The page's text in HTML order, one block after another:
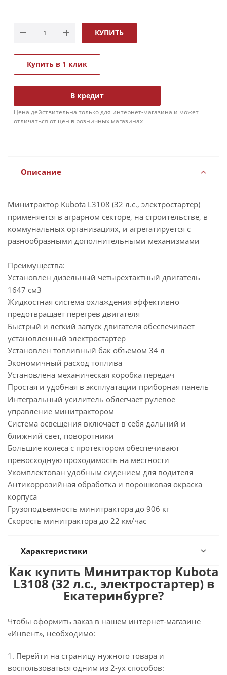
КУПИТЬ
Купить в 1 клик
В кредит
Цена действительна только для интернет-магазина и может
отличаться от цен в розничных магазинах
Описание
Минитрактор Kubota L3108 (32 л.с., электростартер)
применяется в аграрном секторе, на строительстве, в
коммунальных организациях, и агрегатируется с
разнообразными дополнительными механизмами
Преимущества:
Установлен дизельный четырехтактный двигатель
1647 см3
Жидкостная система охлаждения эффективно
предотвращает перегрев двигателя
Быстрый и легкий запуск двигателя обеспечивает
установленный электростартер
Установлен топливный бак объемом 34 л
Экономичный расход топлива
Установлена механическая коробка передач
Простая и удобная в эксплуатации приборная панель
Интегральный усилитель облегчает рулевое
управление минитрактором
Система освещения включает в себя дальний и
ближний свет, поворотники
Большие колеса с протектором обеспечивают
превосходную проходимость на местности
Укомплектован удобным сидением для водителя
Антикоррозийная обработка и порошковая окраска
корпуса
Грузоподъемность минитрактора до 906 кг
Скорость минитрактора до 22 км/час
Характеристики
Как купить Минитрактор Kubota
L3108 (32 л.с., электростартер) в
Екатеринбурге?
Чтобы оформить заказ в нашем интернет-магазине
«Инвент», необходимо:
1. Перейти на страницу нужного товара и
воспользоваться одним из 2-ух способов: